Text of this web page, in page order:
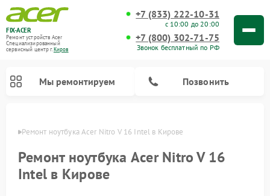
FIX-ACER
Ремонт устройств Acer
Специализированный
cервисный центр г.Киров
+7 (833) 222-10-31
с 10:00 до 20:00
+7 (800) 302-71-75
Звонок бесплатный по РФ
Мы ремонтируем Позвонить
Ремонт ноутбука Acer Nitro V 16 Intel в Кирове
Ремонт ноутбука Acer Nitro V 16
Intel в Кирове